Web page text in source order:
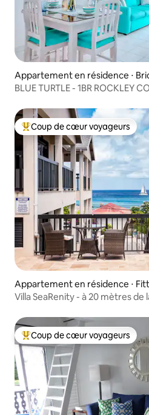
Appartement en résidence ⋅
BLUE TURTLE - 1BR ROCKLEY
Coups de cœur voyageurs les
Coup de cœur voyageurs
Appartement en résidence ⋅
Villa SeaRenity - à 20 mètres de
Coups de cœur voyageurs les
Coup de cœur voyageurs